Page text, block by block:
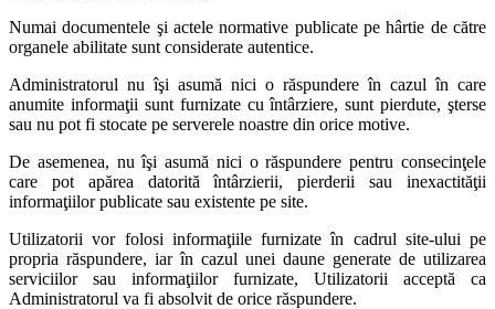
Numai documentele şi actele normative publicate pe hârtie de către
organele abilitate sunt considerate autentice.
Administratorul nu îşi asumă nici o răspundere în cazul în care
anumite informaţii sunt furnizate cu întârziere, sunt pierdute, şterse
sau nu pot fi stocate pe serverele noastre din orice motive.
De asemenea, nu îşi asumă nici o răspundere pentru consecinţele
care pot apărea datorită întârzierii, pierderii sau inexactităţii
informaţiilor publicate sau existente pe site.
Utilizatorii vor folosi informaţiile furnizate în cadrul site-ului pe
propria răspundere, iar în cazul unei daune generate de utilizarea
serviciilor sau informaţiilor furnizate, Utilizatorii acceptă ca
Administratorul va fi absolvit de orice răspundere.